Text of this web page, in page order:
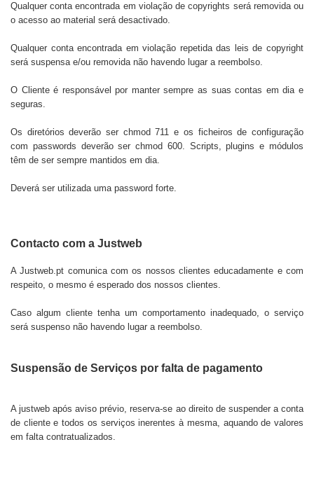
Qualquer conta encontrada em violação de copyrights será removida ou
o acesso ao material será desactivado.
Qualquer conta encontrada em violação repetida das leis de copyright
será suspensa e/ou removida não havendo lugar a reembolso.
O Cliente é responsável por manter sempre as suas contas em dia e
seguras.
Os diretórios deverão ser chmod 711 e os ficheiros de configuração
com passwords deverão ser chmod 600. Scripts, plugins e módulos
têm de ser sempre mantidos em dia.
Deverá ser utilizada uma password forte.
Contacto com a Justweb
AJustweb.pt comunica com os nossos clientes educadamente e com
respeito, o mesmo é esperado dos nossos clientes.
Caso algum cliente tenha um comportamento inadequado, o serviço
será suspenso não havendo lugar a reembolso.
Suspensão de Serviços por falta de pagamento
A justweb após aviso prévio, reserva-se ao direito de suspender a conta
de cliente e todos os serviços inerentes à mesma, aquando de valores
em falta contratualizados.